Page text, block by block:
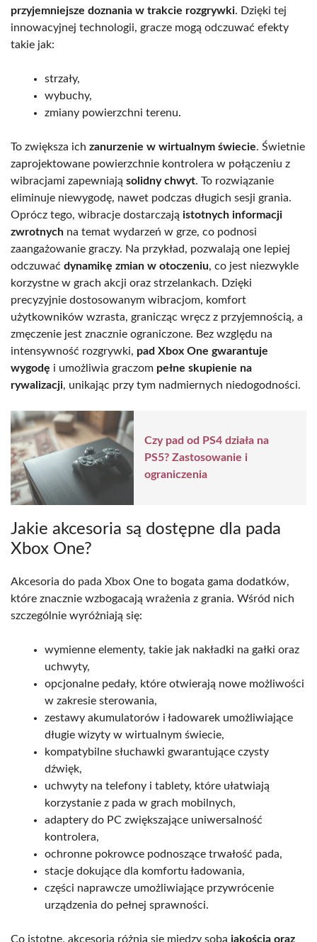
przyjemniejsze doznania w trakcie rozgrywki. Dzięki tej
innowacyjnej technologii, gracze mogą odczuwać efekty
takie jak:
strzały,
wybuchy,
zmiany powierzchni terenu.
To zwiększa ich zanurzenie w wirtualnym świecie. Świetnie
zaprojektowane powierzchnie kontrolera w połączeniu z
wibracjami zapewniają solidny chwyt. To rozwiązanie
eliminuje niewygodę, nawet podczas długich sesji grania.
Oprócz tego, wibracje dostarczają istotnych informacji
zwrotnych na temat wydarzeń w grze, co podnosi
zaangażowanie graczy. Na przykład, pozwalają one lepiej
odczuwać dynamikę zmian w otoczeniu, co jest niezwykle
korzystne w grach akcji oraz strzelankach. Dzięki
precyzyjnie dostosowanym wibracjom, komfort
użytkowników wzrasta, granicząc wręcz z przyjemnością, a
zmęczenie jest znacznie ograniczone. Bez względu na
intensywność rozgrywki, pad Xbox One gwarantuje
wygodę i umożliwia graczom pełne skupienie na
rywalizacji, unikając przy tym nadmiernych niedogodności.
Czy pad od PS4 działa na
PS5? Zastosowanie i
ograniczenia
Jakie akcesoria są dostępne dla pada
Xbox One?
Akcesoria do pada Xbox One to bogata gama dodatków,
które znacznie wzbogacają wrażenia z grania. Wśród nich
szczególnie wyróżniają się:
wymienne elementy, takie jak nakładki na gałki oraz
uchwyty,
opcjonalne pedały, które otwierają nowe możliwości
w zakresie sterowania,
zestawy akumulatorów i ładowarek umożliwiające
długie wizyty w wirtualnym świecie,
kompatybilne słuchawki gwarantujące czysty
dźwięk,
uchwyty na telefony i tablety, które ułatwiają
korzystanie z pada w grach mobilnych,
adaptery do PC zwiększające uniwersalność
kontrolera,
ochronne pokrowce podnoszące trwałość pada,
stacje dokujące dla komfortu ładowania,
części naprawcze umożliwiające przywrócenie
urządzenia do pełnej sprawności.
Co istotne, akcesoria różnią się między sobą jakością oraz